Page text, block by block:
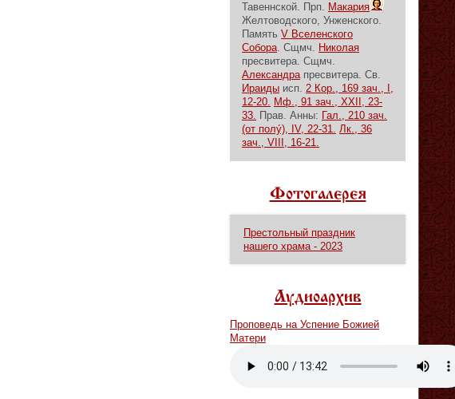
Тавеннской. Прп. Макария
Желтоводского, Унженского.
Память V Вселенского
Собора. Сщмч. Николая
пресвитера. Сщмч.
Александрапресвитера. Св.
Ираиды исп. 2 Кор., 169 зач., I,
12-20. Мф., 91 зач., XXII, 23-
33. Прав. Анны: Гал., 210 зач.
(от полу́), IV, 22-31. Лк., 36
зач., VIII, 16-21.
Фотогалерея
Престольный праздник
нашего храма - 2023
Аудиоархив
Проповедь на Успение Божией
Матери